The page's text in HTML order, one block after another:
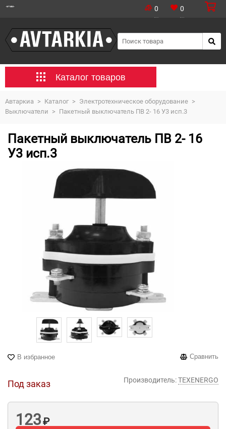
0 0
Каталог товаров
Автаркиа > Каталог > Электротехническое оборудование >
Выключатели > Пакетный выключатель ПВ 2- 16 У3 исп.3
Пакетный выключатель ПВ 2- 16
У3 исп.3
В избранное Сравнить
Под заказ Производитель:TEXENERGO
123₽